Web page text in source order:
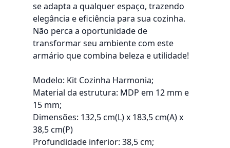
se adapta a qualquer espaço, trazendo
elegância e eficiência para sua cozinha.
Não perca a oportunidade de
transformar seu ambiente com este
armário que combina beleza e utilidade!
Modelo: Kit Cozinha Harmonia;
Material da estrutura: MDP em 12 mm e
15 mm;
Dimensões: 132,5 cm(L) x 183,5 cm(A) x
38,5 cm(P)
Profundidade inferior: 38,5 cm;